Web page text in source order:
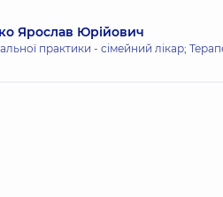
Ярослав Юрійович
практики - сімейний лікар;